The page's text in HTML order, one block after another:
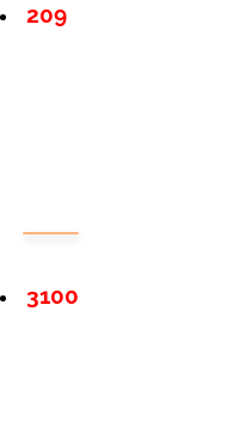
209
3100